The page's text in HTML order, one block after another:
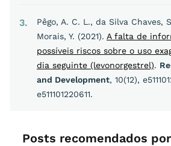
3
Pêgo, A. C. L., da Silva Chaves,
Morais, Y. (2021). A falta de
possíveis riscos sobre o uso
dia seguinte (levonorgestrel).
and Development, 10(12),
e511101220611.
Posts recomendados